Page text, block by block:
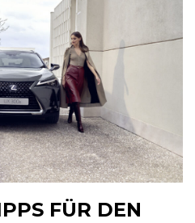
FÜR DEN